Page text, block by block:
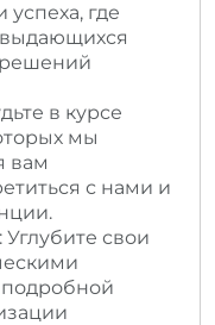
где
в курсе
мы
вам
с нами и
: Углубите свои